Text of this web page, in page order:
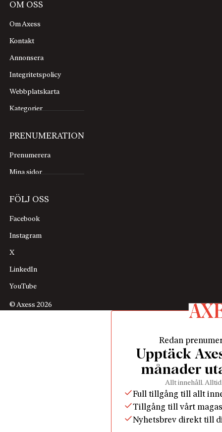
OM OSS
Om Axess
Kontakt
Annonsera
Integritetspolicy
Webbplatskarta
Kategorier
PRENUMERATION
Prenumerera
Mina sidor
FÖLJ OSS
Facebook
Instagram
X
LinkedIn
YouTube
© Axess 2026
Redan
Upptäck
månader
Allt innehåll.
Full tillgång till allt
Tillgång till vårt
Nyhetsbrev direkt till